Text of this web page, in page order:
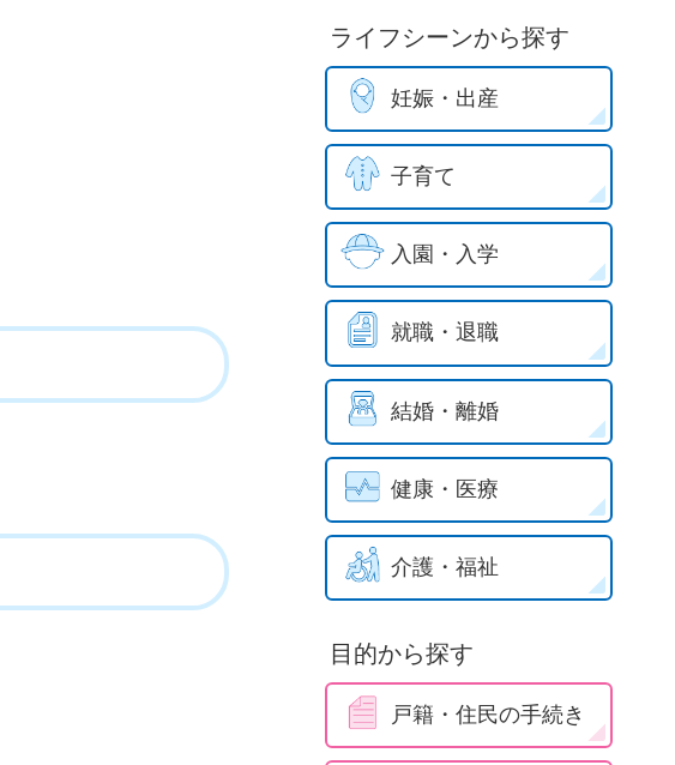
ライフシーンから探す
妊娠・出産
子育て
入園・入学
就職・退職
結婚・離婚
健康・医療
介護・福祉
目的から探す
戸籍・住民の手続き